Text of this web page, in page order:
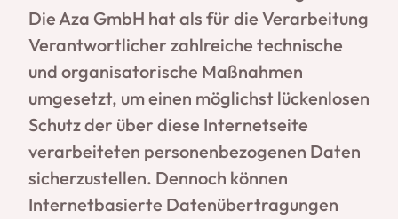
Die Aza GmbH hat als für die Verarbeitung
Verantwortlicher zahlreiche technische
und organisatorische Maßnahmen
umgesetzt, um einen möglichst lückenlosen
Schutz der über diese Internetseite
verarbeiteten personenbezogenen Daten
sicherzustellen. Dennoch können
Internetbasierte Datenübertragungen